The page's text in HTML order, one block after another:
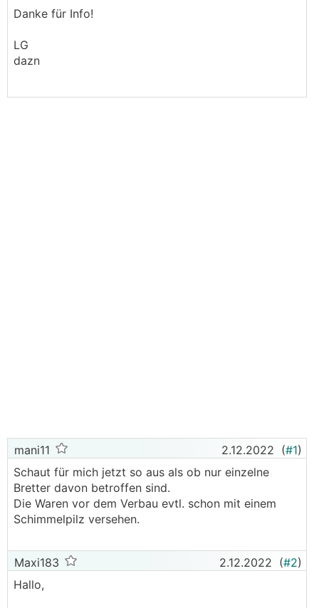
Danke für Info!
LG
dazn
mani11 2.12.2022 (#1)
Schaut für mich jetzt so aus als ob nur einzelne
Bretter davon betroffen sind.
Die Waren vor dem Verbau evtl. schon mit einem
Schimmelpilz versehen.
Maxi183 2.12.2022 (#2)
Hallo,